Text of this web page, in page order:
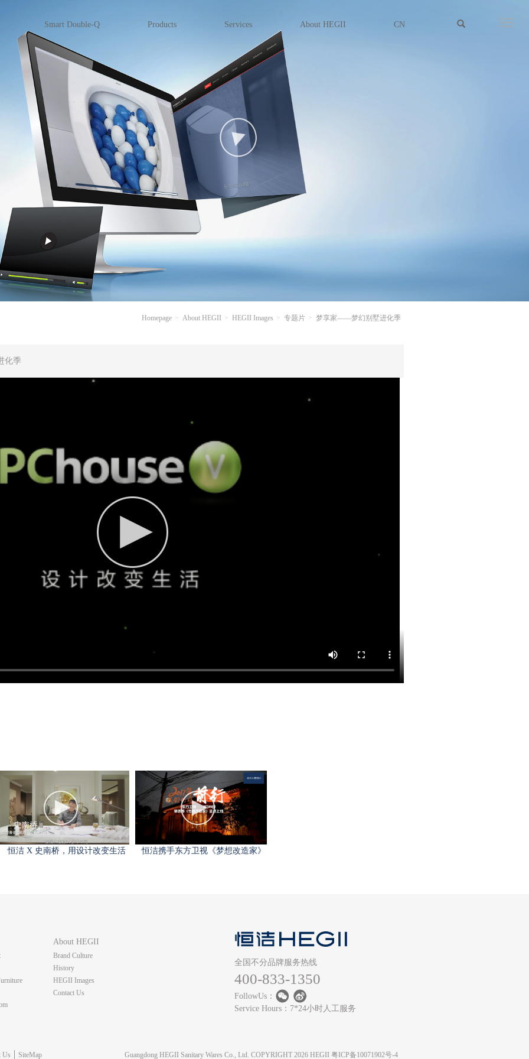
Smart Double-Q Products Services About HEGII CN
Homepage About HEGII HEGII Images 专题片 梦享家——梦幻别墅进化季
化季
恒洁 X 史南桥，用设计改变生活 恒洁携手东方卫视《梦想改造家》
About HEGII
Brand Culture
History
HEGII Images
Contact Us
全国不分品牌服务热线
400-833-1350
FollowUs：
Service Hours：7*24小时人工服务
Us SiteMap Guangdong HEGII Sanitary Wares Co., Ltd. COPYRIGHT 2026 HEGII 粤ICP备10071902号-4